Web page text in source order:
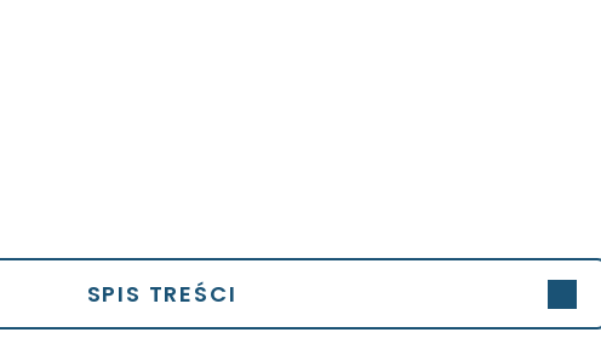
SPIS TREŚCI